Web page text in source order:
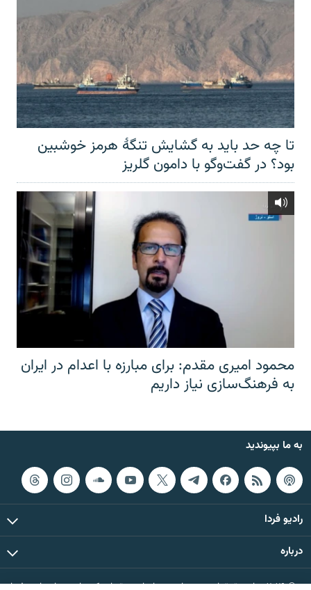
تا چه حد باید به گشایش تنگهٔ هرمز خوشبین
بود؟ در گفت‌وگو با دامون گلریز
محمود امیری مقدم: برای مبارزه با اعدام در ایران
به فرهنگ‌سازی نیاز داریم
به ما بپیوندید
رادیو فردا
درباره